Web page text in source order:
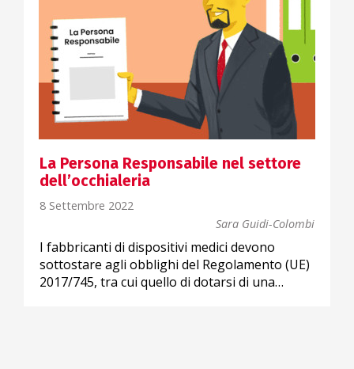
La Persona Responsabile nel settore
dell’occhialeria
8 Settembre 2022
Sara Guidi-Colombi
I fabbricanti di dispositivi medici devono
sottostare agli obblighi del Regolamento (UE)
2017/745, tra cui quello di dotarsi di una…